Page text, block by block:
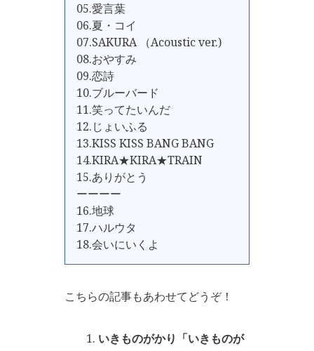
05.愛言葉
06.夏・コイ
07.SAKURA （Acoustic ver.)
08.おやすみ
09.恋詩
10.ブルーバード
11.笑ってたいんだ
12.じょいふる
13.KISS KISS BANG BANG
14.KIRA★KIRA★TRAIN
15.ありがとう
ーーーー
16.地球
17.ハルウタ
18.会いにいくよ
こちらの記事もあわせてどうぞ！
いきものがかり「いきものが